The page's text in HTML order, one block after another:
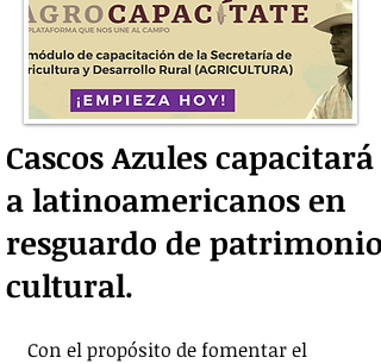
Cascos Azules capacitará
a latinoamericanos en
resguardo de patrimonio
cultural.
Con el propósito de fomentar el